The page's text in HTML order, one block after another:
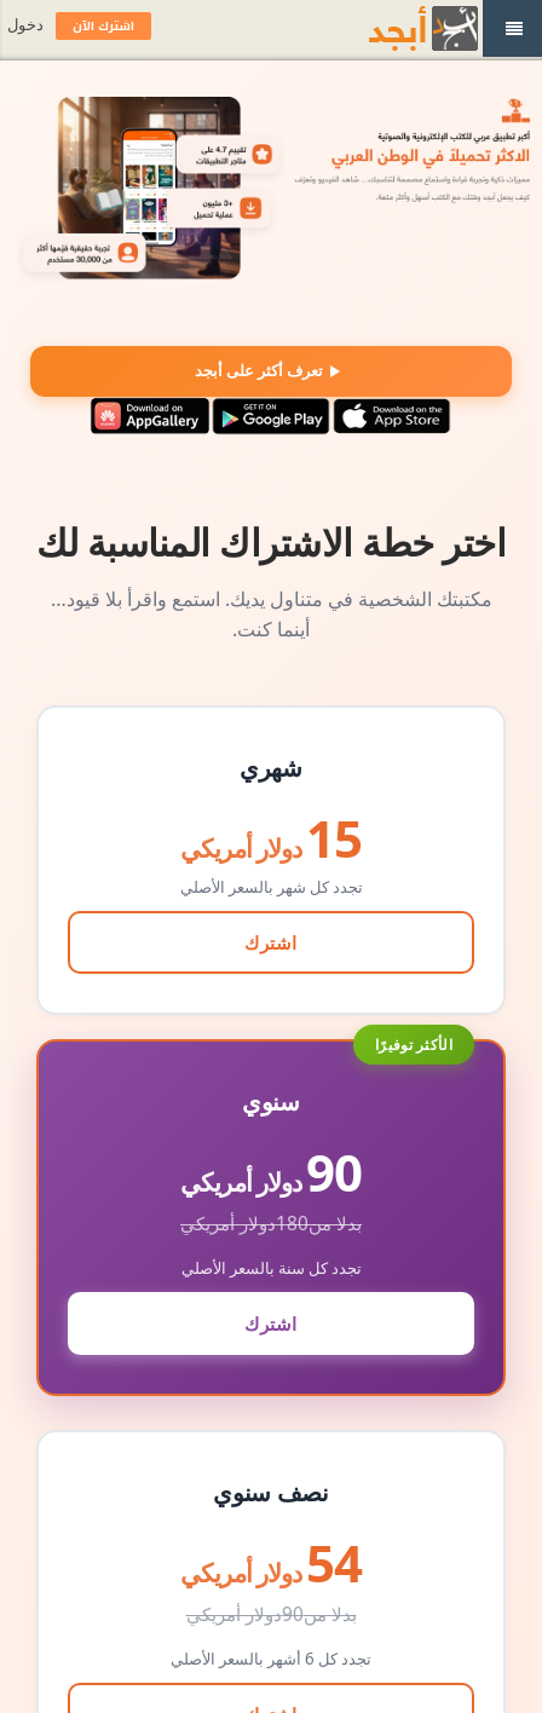
تعرف أكثر على أبجد
اختر خطة الاشتراك المناسبة لك
مكتبتك الشخصية في متناول يديك. استمع واقرأ بلا قيود…
أينما كنت.
شهري
15 دولار أمريكي
تجدد كل شهر بالسعر الأصلي
اشترك
الأكثر توفيرًا
سنوي
90دولار أمريكي
بدلا من180دولار أمريكي
تجدد كل سنة بالسعر الأصلي
اشترك
نصف سنوي
54 دولار أمريكي
بدلا من90دولار أمريكي
تجدد كل 6 أشهر بالسعر الأصلي
اشترك الآن دخول